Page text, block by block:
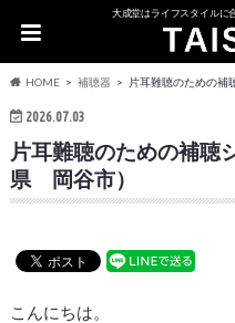
大成堂はライフスタイルに
HOME 補聴器 片耳難聴のための補
2026.07.03
片耳難聴のための補聴
県 岡谷市）
こんにちは。